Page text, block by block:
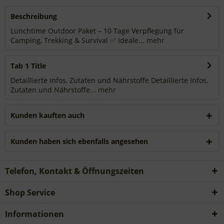
Beschreibung
Lunchtime Outdoor Paket – 10 Tage Verpflegung für
Camping, Trekking & Survival ✅ Ideale... mehr
Tab 1 Title
Detaillierte Infos, Zutaten und Nährstoffe Detaillierte Infos,
Zutaten und Nährstoffe... mehr
Kunden kauften auch
Kunden haben sich ebenfalls angesehen
Telefon, Kontakt & Öffnungszeiten
Shop Service
Informationen